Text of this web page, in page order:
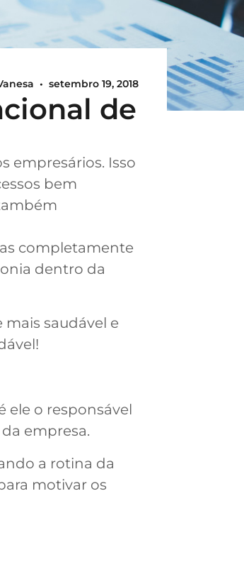
• setembro 19, 2018
de
empresários. Isso
bem
completamente
dentro da
saudável e
ele o responsável
empresa.
a rotina da
motivar os